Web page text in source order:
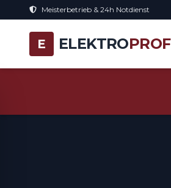
Meisterbetrieb & 24h Notdienst
E ELEKTRO